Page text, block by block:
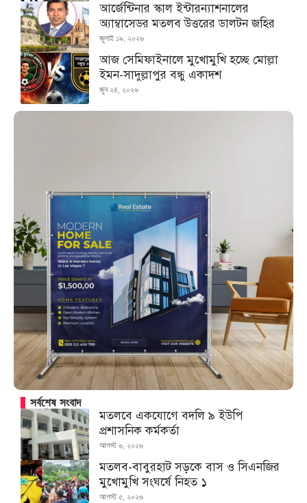
আর্জেন্টিনার স্কাল ইন্টারন্যাশনালের
অ্যাম্বাসেডর মতলব উত্তরের ডালটন জহির
জুলাই ১৯, ২০২৬
আজ সেমিফাইনালে মুখোমুখি হচ্ছে মোল্লা
ইমন-সাদুল্লাপুর বন্ধু একাদশ
জুন ২৪, ২০২৬
সর্বশেষ সংবাদ
মতলবে একযোগে বদলি ৯ ইউপি
প্রশাসনিক কর্মকর্তা
আগস্ট ৬, ২০২৬
মতলব-বাবুরহাট সড়কে বাস ও সিএনজির
মুখোমুখি সংঘর্ষে নিহত ১
আগস্ট ৫, ২০২৬